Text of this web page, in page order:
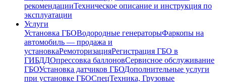
рекомендацииТехническое описание и инструкция по
эксплуатации
Услуги
Установка ГБОВодородные генераторыФаркопы на
автомобиль — продажа и
установкаРемоторизацияРегистрация ГБО в
ГИБДДОпрессовка баллоновСервисное обслуживание
ГБОУстановка датчиков ГБОДополнительные услуги
при установке ГБОСпецТехника, Грузовые